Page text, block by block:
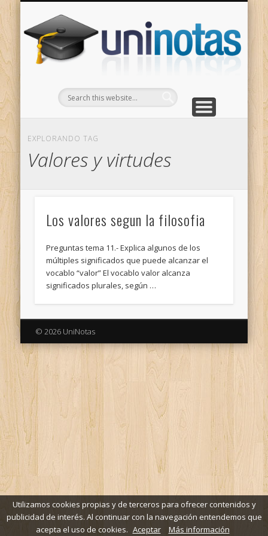
EXPLORANDO TAG
Valores y virtudes
Los valores segun la filosofia
Preguntas tema 11.- Explica algunos de los
múltiples significados que puede alcanzar el
vocablo “valor” El vocablo valor alcanza
significados plurales, según …
© 2026 UniNotas
Utilizamos cookies propias y de terceros para ofrecer contenidos y
publicidad de interés. Al continuar con la navegación entendemos que
acepta el uso de cookies. Aceptar Más información